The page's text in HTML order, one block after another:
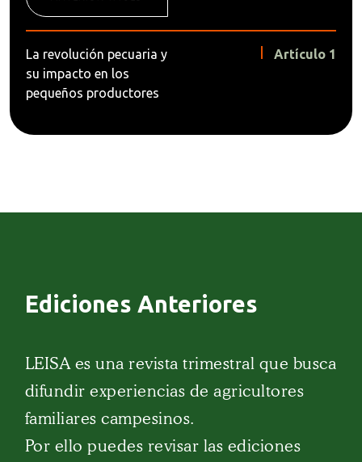
La revolución pecuaria y
su impacto en los
pequeños productores
Artículo 1
Ediciones Anteriores
LEISA es una revista trimestral que busca
difundir experiencias de agricultores
familiares campesinos.
Por ello puedes revisar las ediciones